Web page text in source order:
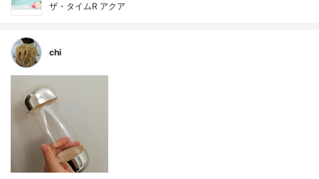
ザ・タイムR アクア
chi